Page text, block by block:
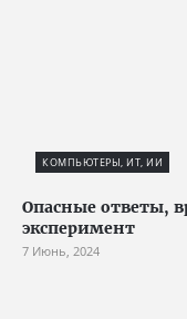
КОМПЬЮТЕРЫ, ИТ, ИИ
Опасные ответы,
эксперимент
7 Июнь, 2024